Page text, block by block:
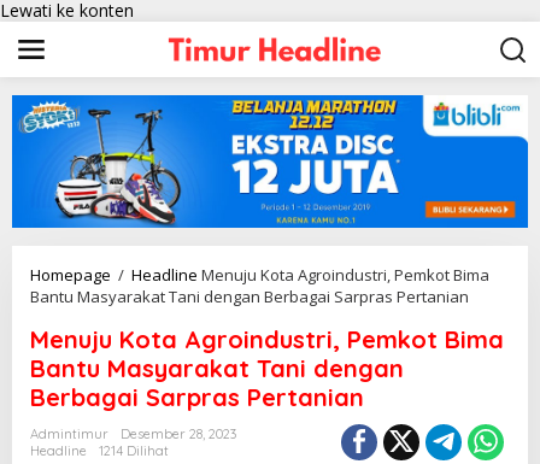
Lewati ke konten
Homepage / Headline Menuju Kota Agroindustri, Pemkot Bima
Bantu Masyarakat Tani dengan Berbagai Sarpras Pertanian
Menuju Kota Agroindustri, Pemkot Bima
Bantu Masyarakat Tani dengan
Berbagai Sarpras Pertanian
Admintimur
Desember 28, 2023
Headline
1214 Dilihat